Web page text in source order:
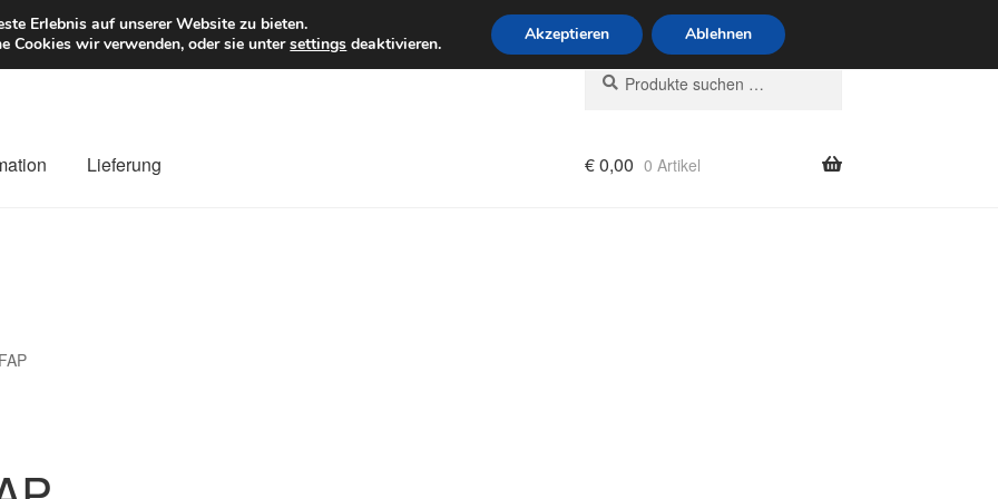
EUR Mo–Fr 9–16 Uhr · 0175 7465658
Suchen
nach:
Suchen
Lieferung €0,00 0 Artikel
FAP
Erlebnis auf unserer Website zu bieten.
Cookies wir verwenden, oder sie untersettings deaktivieren. Akzeptieren Ablehnen